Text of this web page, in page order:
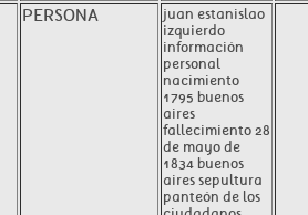
PERSONA
juan estanislao
izquierdo
información
personal
nacimiento
1795 buenos
aires
fallecimiento 28
de mayo de
1834 buenos
aires sepultura
panteón de los